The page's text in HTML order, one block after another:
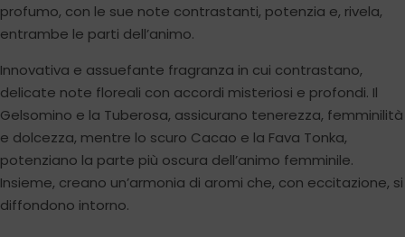
profumo, con le sue note contrastanti, potenzia e, rivela,
entrambe le parti dell’animo.
Innovativa e assuefante fragranza in cui contrastano,
delicate note floreali con accordi misteriosi e profondi. Il
Gelsomino e la Tuberosa, assicurano tenerezza, femminilità
e dolcezza, mentre lo scuro Cacao e la Fava Tonka,
potenziano la parte più oscura dell’animo femminile.
Insieme, creano un’armonia di aromi che, con eccitazione, si
diffondono intorno.